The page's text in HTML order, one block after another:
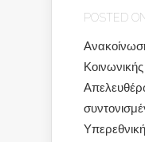
POSTED